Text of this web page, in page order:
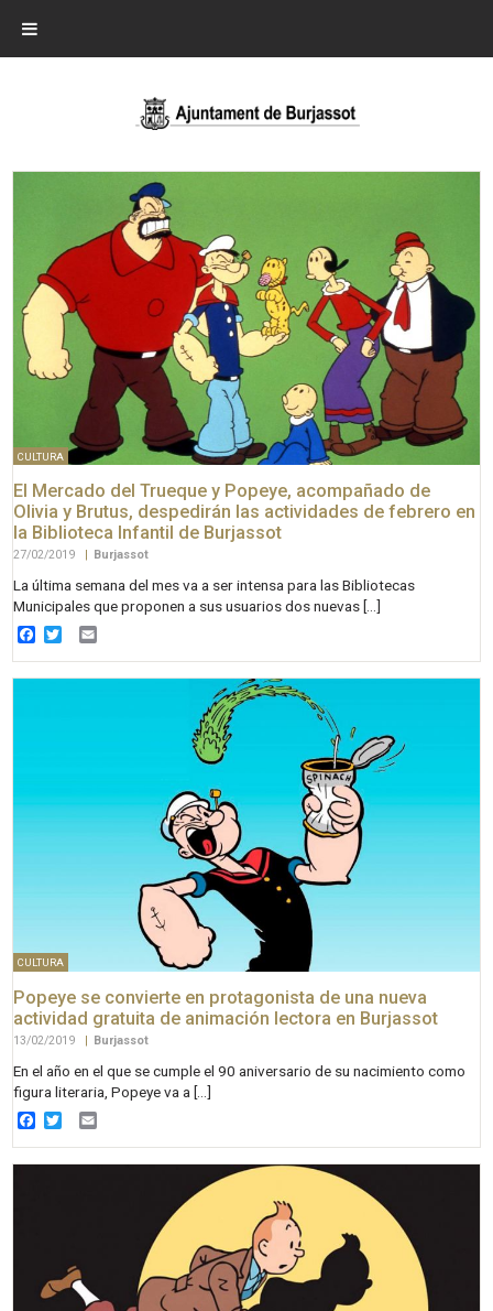
CULTURA
El Mercado del Trueque y Popeye, acompañado de
Olivia y Brutus, despedirán las actividades de febrero en
la Biblioteca Infantil de Burjassot
27/02/2019 Burjassot
La última semana del mes va a ser intensa para las Bibliotecas
Municipales que proponen a sus usuarios dos nuevas […]
Facebook
Twitter
CULTURA
Popeye se convierte en protagonista de una nueva
actividad gratuita de animación lectora en Burjassot
13/02/2019 | Burjassot
En el año en el que se cumple el 90 aniversario de su nacimiento como
figura literaria, Popeye va a […]
Facebook
Twitter